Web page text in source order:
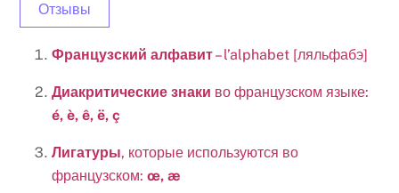
Отзывы
Французский алфавит– l’alphabet [ляльфабэ]
Диакритические знаки во французском языке:
é, è, ê, ë, ç
Лигатуры, которые используются во
французском: œ, æ